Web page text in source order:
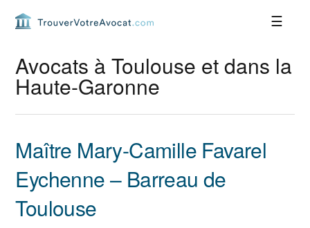
navigation
principale
principal
barre
latérale
principale
pageAvocats à Toulouse et dans la
Haute-Garonne
Maître Mary-Camille Favarel
Eychenne – Barreau de
Toulouse